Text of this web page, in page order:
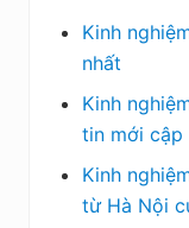
Kinh
nhất
Kinh
tin mới cập
Kinh
từ Hà Nội